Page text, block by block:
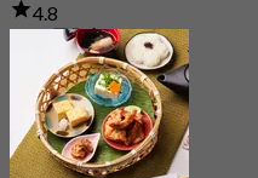
4.8
1.1K 已預訂
฿ 425